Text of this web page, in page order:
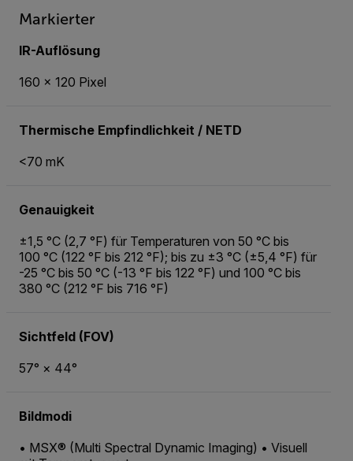
Markierter
IR-Auflösung
160 × 120 Pixel
Thermische Empfindlichkeit / NETD
<70 mK
Genauigkeit
±1,5 °C (2,7 °F) für Temperaturen von 50 °C bis
100 °C (122 °F bis 212 °F); bis zu ±3 °C (±5,4 °F) für
-25 °C bis 50 °C (-13 °F bis 122 °F) und 100 °C bis
380 °C (212 °F bis 716 °F)
Sichtfeld (FOV)
57° × 44°
Bildmodi
• MSX® (Multi Spectral Dynamic Imaging) • Visuell